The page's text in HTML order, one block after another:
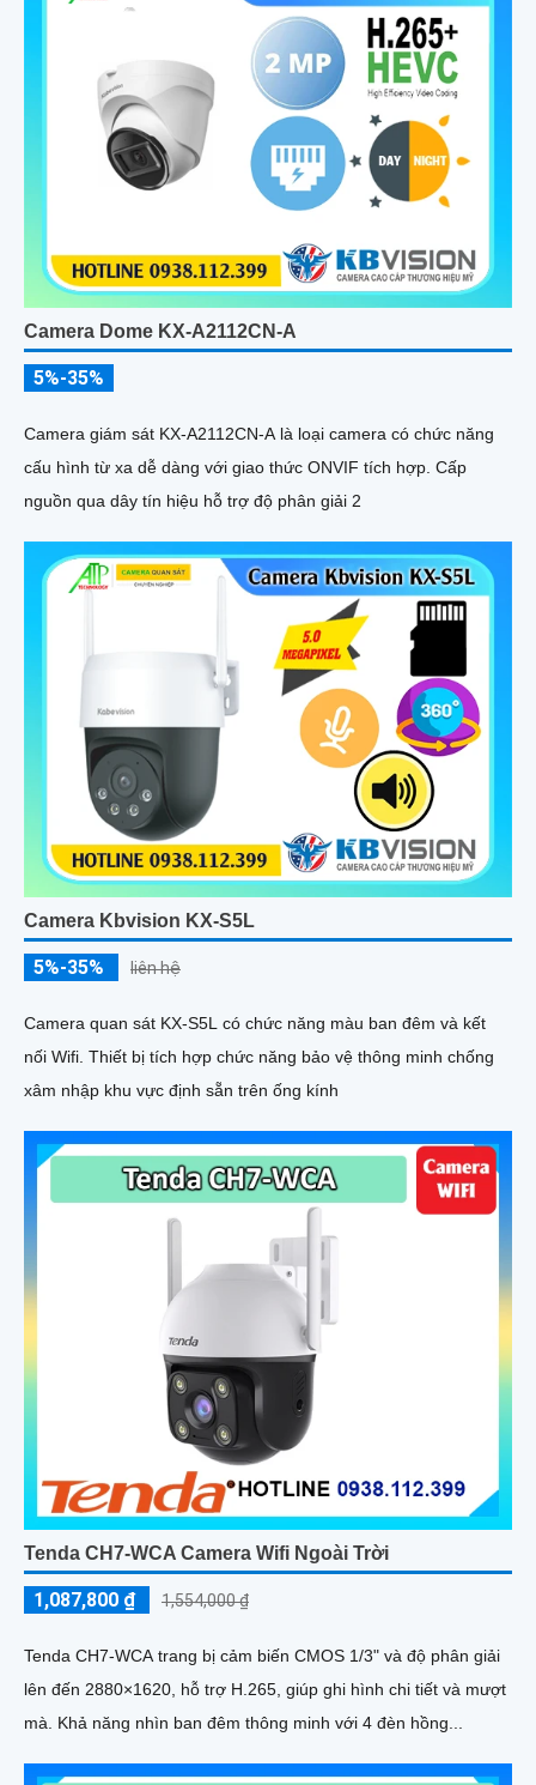
Camera Dome KX-A2112CN-A
5%-35%
Camera giám sát KX-A2112CN-A là loại camera có chức năng
cấu hình từ xa dễ dàng với giao thức ONVIF tích hợp. Cấp
nguồn qua dây tín hiệu hỗ trợ độ phân giải 2
Camera Kbvision KX-S5L
5%-35% liên hệ
Camera quan sát KX-S5L có chức năng màu ban đêm và kết
nối Wifi. Thiết bị tích hợp chức năng bảo vệ thông minh chống
xâm nhập khu vực định sẵn trên ống kính
Tenda CH7-WCA Camera Wifi Ngoài Trời
1,087,800 ₫ 1,554,000 ₫
Tenda CH7-WCA trang bị cảm biến CMOS 1/3" và độ phân giải
lên đến 2880×1620, hỗ trợ H.265, giúp ghi hình chi tiết và mượt
mà. Khả năng nhìn ban đêm thông minh với 4 đèn hồng...